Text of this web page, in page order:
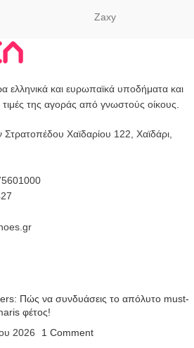
Zaxy
ελληνικά και ευρωπαϊκά υποδήματα και
τιμές της αγοράς από γνωστούς οίκους.
Χαϊδαρίου 122, Χαϊδάρι,
Πώς να συνδυάσεις το απόλυτο must-
φέτος!
2026
1 Comment